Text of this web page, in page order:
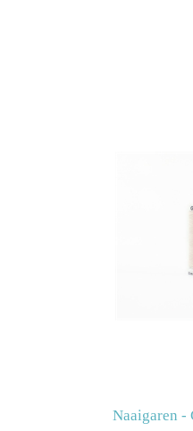
Naaigaren -